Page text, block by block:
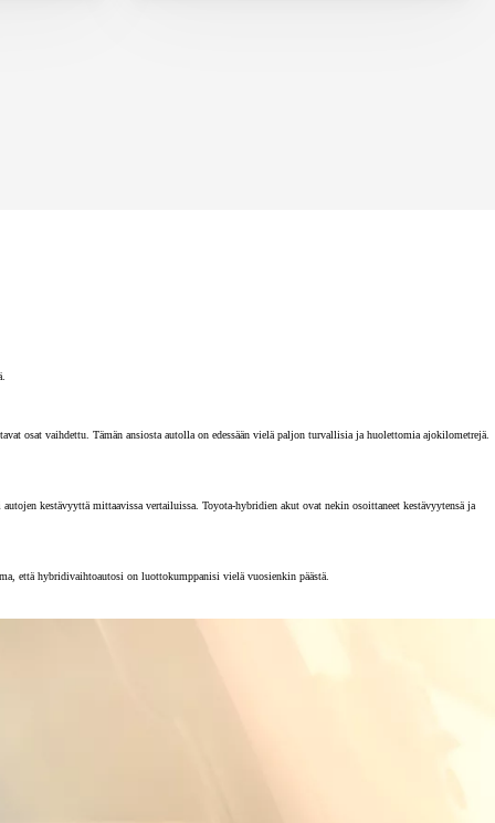
osat vaihdettu. Tämän ansiosta autolla on edessään vielä paljon turvallisia ja huolettomia ajokilometrejä.
kestävyyttä mittaavissa vertailuissa. Toyota-hybridien akut ovat nekin osoittaneet kestävyytensä ja
että hybridivaihtoautosi on luottokumppanisi vielä vuosienkin päästä.